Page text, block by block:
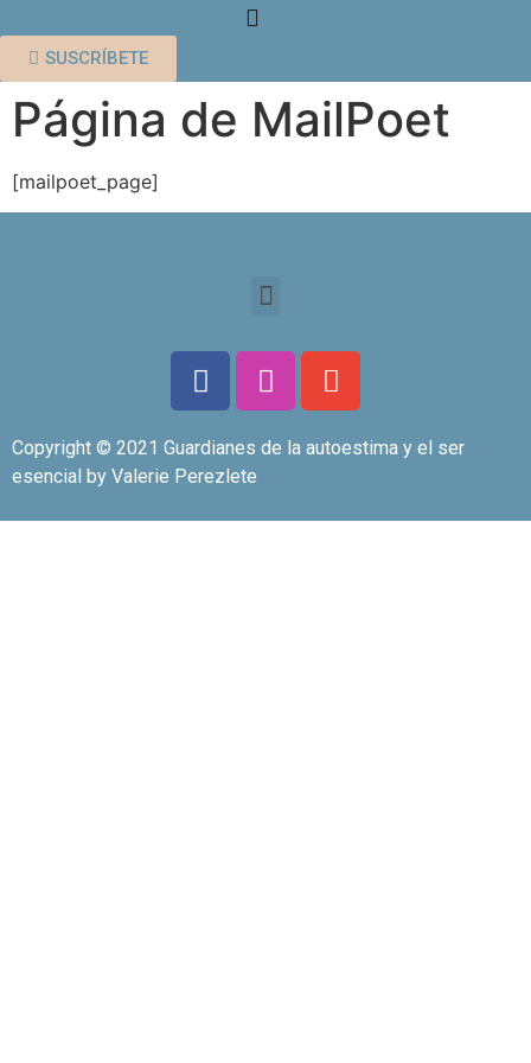
SUSCRÍBETE
Página de MailPoet
[mailpoet_page]
Copyright © 2021 Guardianes de la autoestima y el ser
esencial by Valerie Perezlete